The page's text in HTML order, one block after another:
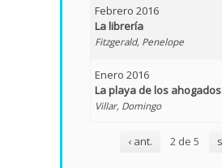
Febrero 2016
La librería
Fitzgerald, Penelope
Enero 2016
La playa de los ahogados
Villar, Domingo
‹ ant. 2 de 5